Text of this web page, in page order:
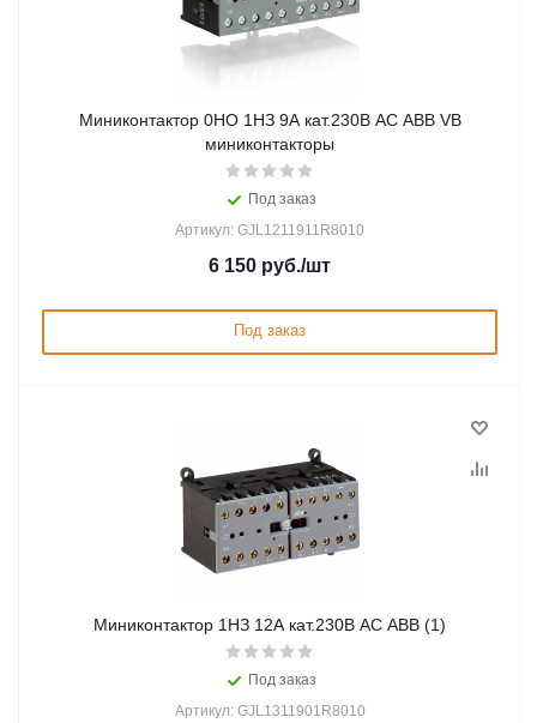
Миниконтактор 0НО 1НЗ 9А кат.230В AC ABB VB
миниконтакторы
Под заказ
Артикул: GJL1211911R8010
6 150 руб./шт
Под заказ
Миниконтактор 1НЗ 12А кат.230В AC ABB (1)
Под заказ
Артикул: GJL1311901R8010